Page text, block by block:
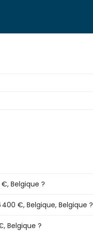
Belgique ?
€, Belgique, Belgique ?
Belgique ?